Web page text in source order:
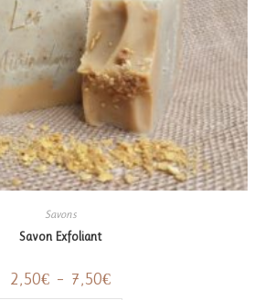
Savons
Savon Exfoliant
2,50€ – 7,50€Plage
de